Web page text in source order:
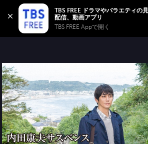
TBS FREE ドラマやバラエティの
TBS FREE Appで開く
TBS FREE
無料見逃し配信